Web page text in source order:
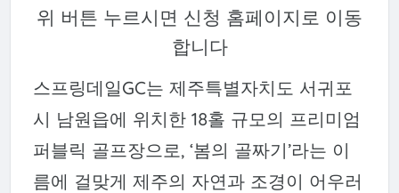
위 버튼 누르시면 신청 홈페이지로 이동
합니다
스프링데일GC는 제주특별자치도 서귀포
시 남원읍에 위치한 18홀 규모의 프리미엄
퍼블릭 골프장으로, ‘봄의 골짜기’라는 이
름에 걸맞게 제주의 자연과 조경이 어우러